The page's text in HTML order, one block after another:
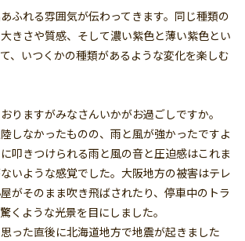
ふれる雰囲気が伝わってきます。同じ種類の
きさや質感、そして濃い紫色と薄い紫色とい
、いつくかの種類があるような変化を楽しむ
りますがみなさんいかがお過ごしですか。
しなかったものの、雨と風が強かったですよ
叩きつけられる雨と風の音と圧迫感はこれま
いような感覚でした。大阪地方の被害はテレ
がそのまま吹き飛ばされたり、停車中のトラ
くような光景を目にしました。
った直後に北海道地方で地震が起きました